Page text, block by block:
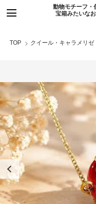
動物モチーフ・
宝箱みたいな
TOP クイール・キャラメリゼ